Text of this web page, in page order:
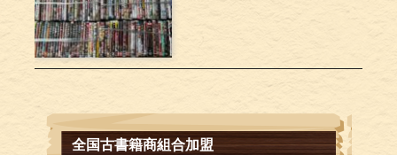
全国古書籍商組合加盟